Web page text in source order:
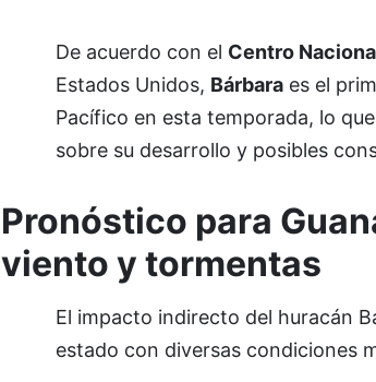
De acuerdo con el Centro
Estados Unidos, Bárbaraes el
Pacífico en esta temporada, lo
sobre su desarrollo y posibles
Pronóstico para
viento y tormentas
El impacto indirecto del huracán
estado con diversas condiciones